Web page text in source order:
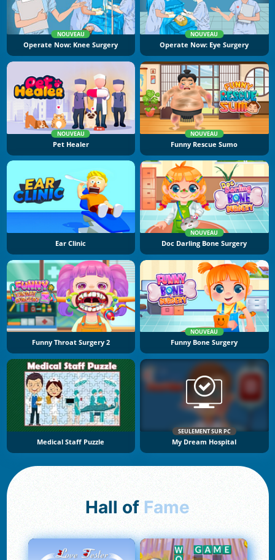
NOUVEAU
Operate Now: Knee Surgery
NOUVEAU
Operate Now: Eye Surgery
NOUVEAU
Pet Healer
NOUVEAU
Funny Rescue Sumo
Ear Clinic
NOUVEAU
Doc Darling Bone Surgery
Funny Throat Surgery 2
NOUVEAU
Funny Bone Surgery
Medical Staff Puzzle
SEULEMENT SUR PC
My Dream Hospital
Hall of Fame